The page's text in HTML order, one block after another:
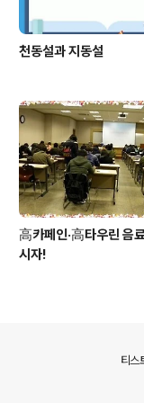
천동설과 지동설
高카페인·高타우린 음
시자!
티스